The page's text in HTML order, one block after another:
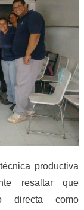
productiva
resaltar que
directa como